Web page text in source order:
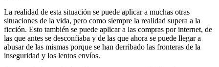
La realidad de esta situación se puede aplicar a muchas otras
situaciones de la vida, pero como siempre la realidad supera a la
ficción. Esto también se puede aplicar a las compras por internet, de
las que antes se desconfiaba y de las que ahora se puede llegar a
abusar de las mismas porque se han derribado las fronteras de la
inseguridad y los lentos envíos.